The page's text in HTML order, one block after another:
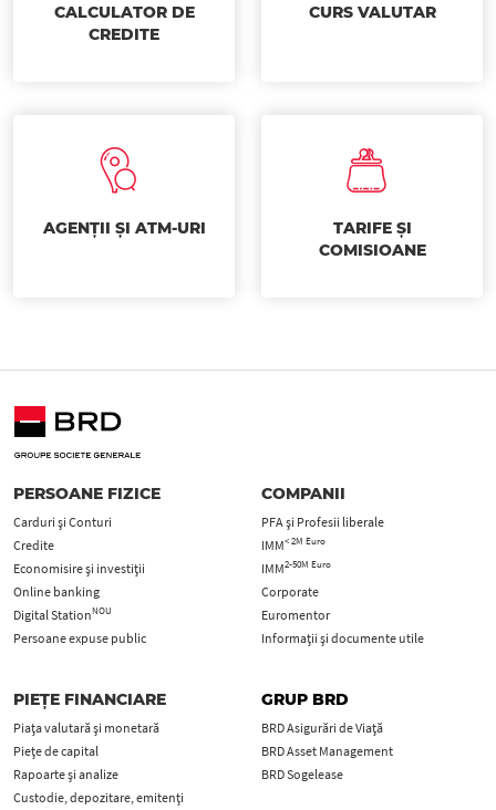
CALCULATOR DE
CREDITE
CURS VALUTAR
AGENȚII ȘI ATM-URI
TARIFE ȘI
COMISIOANE
PERSOANE FIZICE
Carduri şi Conturi
Credite
Economisire și investiții
Online banking
Digital StationNOU
Persoane expuse public
COMPANII
PFA şi Profesii liberale
IMM< 2M Euro
IMM2-50M Euro
Corporate
Euromentor
Informații și documente utile
PIEȚE FINANCIARE
Piața valutară și monetară
Piețe de capital
Rapoarte și analize
Custodie, depozitare, emitenți
GRUP BRD
BRD Asigurări de Viață
BRD Asset Management
BRD Sogelease